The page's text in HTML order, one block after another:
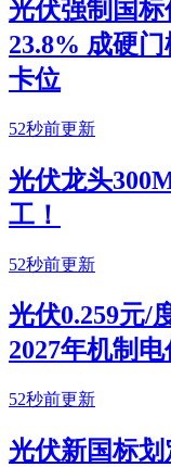
光伏强制国
23.8% 成硬
卡位
52秒前更新
光伏龙头
工！
52秒前更新
光伏0.259元/
2027年机制
52秒前更新
光伏新国标